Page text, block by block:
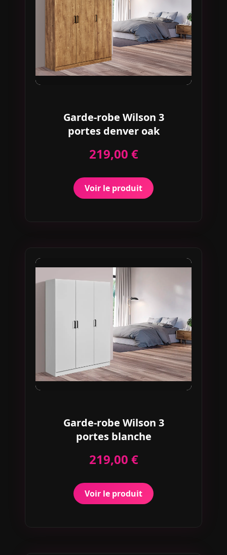
Garde-robe Wilson 3
portes denver oak
219,00 €
Voir le produit
Garde-robe Wilson 3
portes blanche
219,00 €
Voir le produit